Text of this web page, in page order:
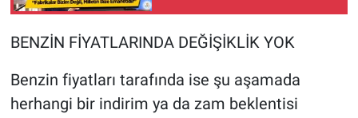
BENZİN FİYATLARINDA DEĞİŞİKLİK YOK
Benzin fiyatları tarafında ise şu aşamada
herhangi bir indirim ya da zam beklentisi